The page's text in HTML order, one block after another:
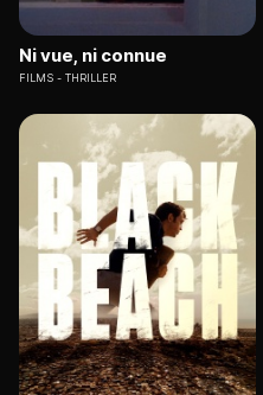
Ni vue, ni connue
FILMS THRILLER